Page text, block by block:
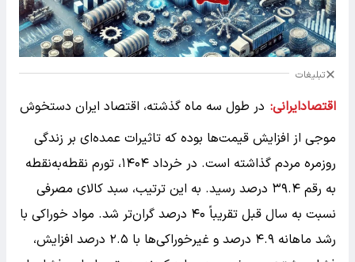
تبلیغات
اقتصادایرانی: در طول سه ماه گذشته، اقتصاد ایران دستخوش
موجی از افزایش قیمت‌ها بوده که تاثیرات عمده‌ای بر زندگی
روزمره مردم گذاشته است. در خرداد ۱۴۰۴، تورم نقطه‌به‌نقطه
به رقم ۳۹.۴ درصد رسید. به این ترتیب، سبد کالای مصرفی
نسبت به سال قبل تقریباً ۴۰ درصد گران‌تر شد. مواد خوراکی با
رشد ماهانه ۴.۹ درصد و غیرخوراکی‌ها با ۲.۵ درصد افزایش،